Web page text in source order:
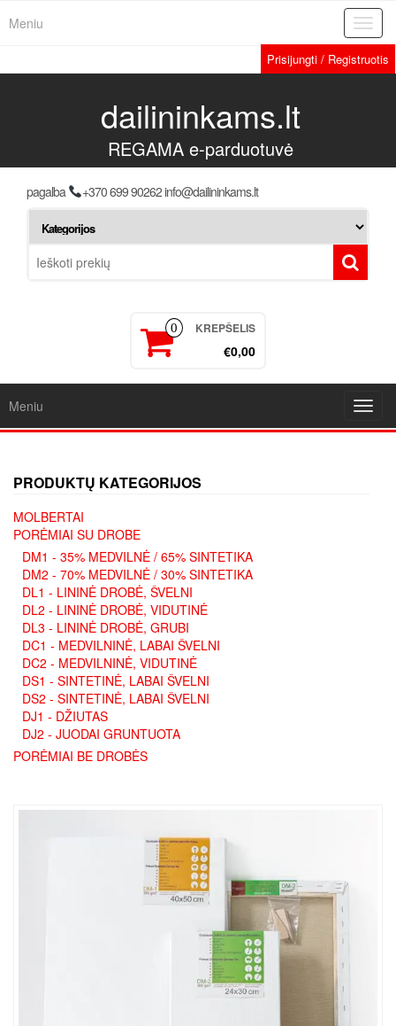
Meniu
Prisijungti / Registruotis
dailininkams.lt
REGAMA e-parduotuvė
pagalba +370 699 90262 info@dailininkams.lt
0 KREPŠELIS
€0,00
Meniu
PRODUKTŲ KATEGORIJOS
MOLBERTAI
PORĖMIAI SU DROBE
DM1 - 35% MEDVILNĖ / 65% SINTETIKA
DM2 - 70% MEDVILNĖ / 30% SINTETIKA
DL1 - LININĖ DROBĖ, ŠVELNI
DL2 - LININĖ DROBĖ, VIDUTINĖ
DL3 - LININĖ DROBĖ, GRUBI
DC1 - MEDVILNINĖ, LABAI ŠVELNI
DC2 - MEDVILNINĖ, VIDUTINĖ
DS1 - SINTETINĖ, LABAI ŠVELNI
DS2 - SINTETINĖ, LABAI ŠVELNI
DJ1 - DŽIUTAS
DJ2 - JUODAI GRUNTUOTA
PORĖMIAI BE DROBĖS